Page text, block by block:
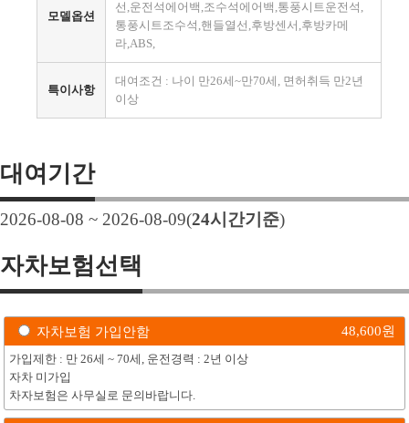
모델옵션
선,운전석에어백,조수석에어백,통풍시트운전석,
통풍시트조수석,핸들열선,후방센서,후방카메
라,ABS,
특이사항
대여조건 : 나이 만26세~만70세, 면허취득 만2년
이상
대여기간
2026-08-08 ~ 2026-08-09(24시간기준)
자차보험선택
자차보험 가입안함 48,600원
가입제한 : 만 26세 ~ 70세, 운전경력 : 2년 이상
자차 미가입
차자보험은 사무실로 문의바랍니다.